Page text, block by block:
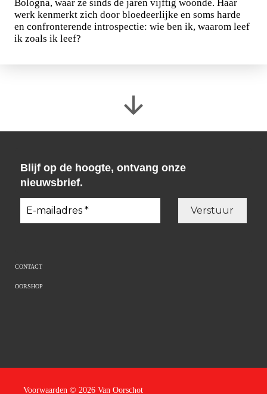
Bologna, waar ze sinds de jaren vijftig woonde. Haar
werk kenmerkt zich door bloedeerlijke en soms harde
en confronterende introspectie: wie ben ik, waarom leef
ik zoals ik leef?
Blijf op de hoogte, ontvang onze
nieuwsbrief.
CONTACT
OORSHOP
Voorwaarden © 2026 Van Oorschot